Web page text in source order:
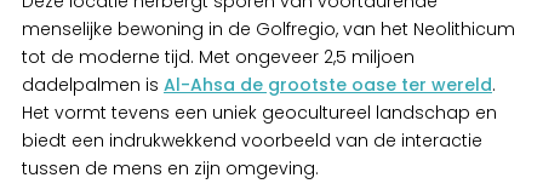
menselijke bewoning in de Golfregio, van het Neolithicum
tot de moderne tijd. Met ongeveer 2,5 miljoen
dadelpalmen is Al-Ahsa de grootste oase ter wereld.
Het vormt tevens een uniek geocultureel landschap en
biedt een indrukwekkend voorbeeld van de interactie
tussen de mens en zijn omgeving.